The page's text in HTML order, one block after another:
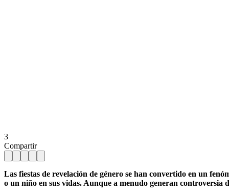
3
Compartir
Las fiestas de revelación de género se han convertido en un
o un niño en sus vidas. Aunque a menudo generan controversia